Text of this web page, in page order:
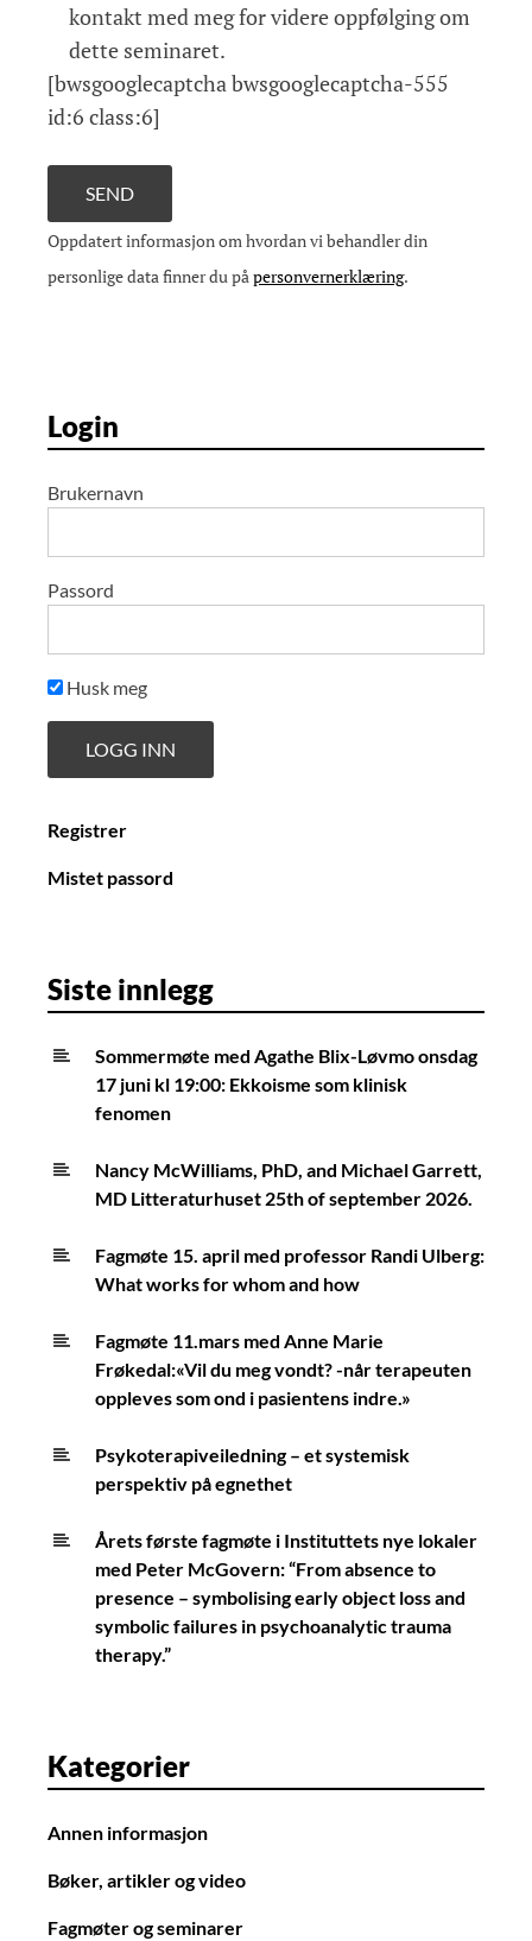
kontakt med meg for videre oppfølging om
dette seminaret.
[bwsgooglecaptcha bwsgooglecaptcha-555
id:6 class:6]
Oppdatert informasjon om hvordan vi behandler din
personlige data finner du påpersonvernerklæring.
Login
Brukernavn
Passord
Husk meg
Registrer
Mistet passord
Siste innlegg
Sommermøte med Agathe Blix-Løvmo onsdag
17 juni kl 19:00: Ekkoisme som klinisk
fenomen
Nancy McWilliams, PhD, and Michael Garrett,
MD Litteraturhuset 25th of september 2026.
Fagmøte 15. april med professor Randi Ulberg:
What works for whom and how
Fagmøte 11.mars med Anne Marie
Frøkedal:«Vil du meg vondt? -når terapeuten
oppleves som ond i pasientens indre.»
Psykoterapiveiledning – et systemisk
perspektiv på egnethet
Årets første fagmøte i Instituttets nye lokaler
med Peter McGovern: “From absence to
presence – symbolising early object loss and
symbolic failures in psychoanalytic trauma
therapy.”
Kategorier
Annen informasjon
Bøker, artikler og video
Fagmøter og seminarer